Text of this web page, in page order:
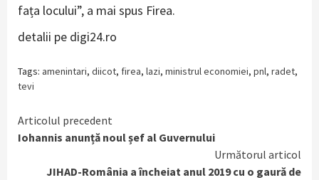
fața locului”, a mai spus Firea.
detalii pe digi24.ro
Tags: amenintari, diicot, firea, lazi, ministrul economiei, pnl, radet,
tevi
Continue
Reading
Articolul precedent
Iohannis anunță noul șef al Guvernului
Următorul articol
JIHAD-România a încheiat anul 2019 cu o gaură de